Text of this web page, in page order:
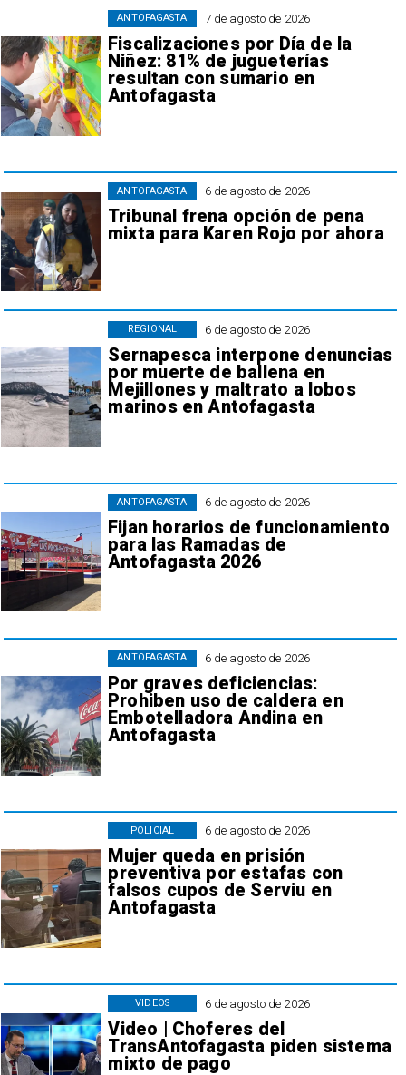
7 de agosto de 2026
Fiscalizaciones por Día de la
Niñez: 81% de jugueterías
resultan con sumario en
Antofagasta
ANTOFAGASTA
6 de agosto de 2026
Tribunal frena opción de pena
mixta para Karen Rojo por ahora
ANTOFAGASTA
6 de agosto de 2026
Sernapesca interpone denuncias
por muerte de ballena en
Mejillones y maltrato a lobos
marinos en Antofagasta
REGIONAL
6 de agosto de 2026
Fijan horarios de funcionamiento
para las Ramadas de
Antofagasta 2026
ANTOFAGASTA
6 de agosto de 2026
Por graves deficiencias:
Prohiben uso de caldera en
Embotelladora Andina en
Antofagasta
ANTOFAGASTA
6 de agosto de 2026
Mujer queda en prisión
preventiva por estafas con
falsos cupos de Serviu en
Antofagasta
POLICIAL
6 de agosto de 2026
Video | Choferes del
TransAntofagasta piden sistema
mixto de pago
VIDEOS